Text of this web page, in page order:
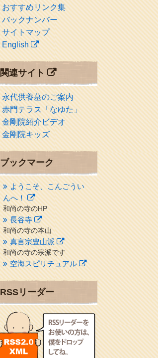
おすすめリンク集
バックナンバー
サイトマップ
English
関連サイト
永代供養墓のご案内
赤門テラス「なゆた」
金剛院紹介ビデオ
金剛院キッズ
ブックマーク
ようこそ、こんごうい
んへ！
和尚の寺のHP
長谷寺
和尚の寺の本山
真言宗豊山派
和尚の寺の宗派です
空海スピリチュアル
２１世紀を（空海）する情
クリプロホームページ
地域のライターさんです
小豆島 圓満寺
小豆島霊場第７４番のお寺
新聞屋の道具箱
RSSリーダー